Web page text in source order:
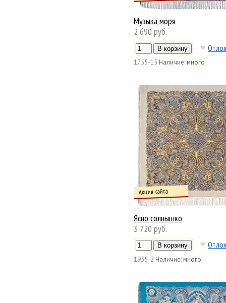
Музыка моря
2 690 руб.
1755-15 Наличие:много
Ясно солнышко
Акция сайта
3 720 руб.
1935-2 Наличие:много